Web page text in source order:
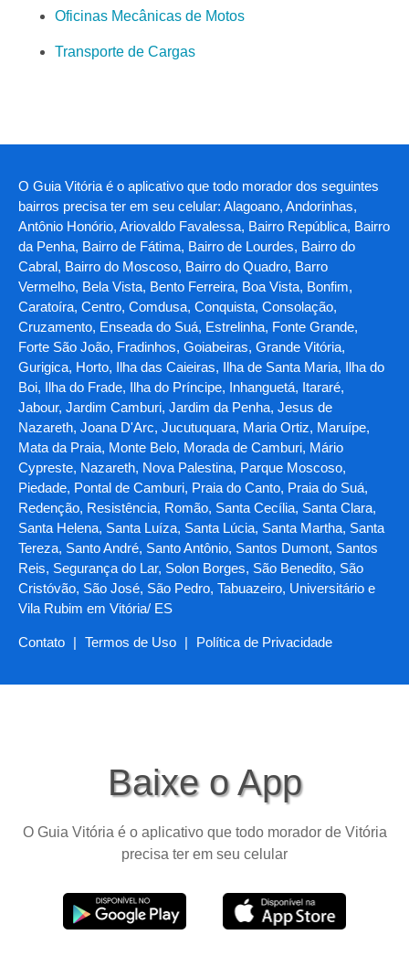
Oficinas Mecânicas de Motos
Transporte de Cargas
O Guia Vitória é o aplicativo que todo morador dos seguintes
bairros precisa ter em seu celular: Alagoano, Andorinhas,
Antônio Honório, Ariovaldo Favalessa, Bairro República, Bairro
da Penha, Bairro de Fátima, Bairro de Lourdes, Bairro do
Cabral, Bairro do Moscoso, Bairro do Quadro, Barro
Vermelho, Bela Vista, Bento Ferreira, Boa Vista, Bonfim,
Caratoíra, Centro, Comdusa, Conquista, Consolação,
Cruzamento, Enseada do Suá, Estrelinha, Fonte Grande,
Forte São João, Fradinhos, Goiabeiras, Grande Vitória,
Gurigica, Horto, Ilha das Caieiras, Ilha de Santa Maria, Ilha do
Boi, Ilha do Frade, Ilha do Príncipe, Inhanguetá, Itararé,
Jabour, Jardim Camburi, Jardim da Penha, Jesus de
Nazareth, Joana D'Arc, Jucutuquara, Maria Ortiz, Maruípe,
Mata da Praia, Monte Belo, Morada de Camburi, Mário
Cypreste, Nazareth, Nova Palestina, Parque Moscoso,
Piedade, Pontal de Camburi, Praia do Canto, Praia do Suá,
Redenção, Resistência, Romão, Santa Cecília, Santa Clara,
Santa Helena, Santa Luíza, Santa Lúcia, Santa Martha, Santa
Tereza, Santo André, Santo Antônio, Santos Dumont, Santos
Reis, Segurança do Lar, Solon Borges, São Benedito, São
Cristóvão, São José, São Pedro, Tabuazeiro, Universitário e
Vila Rubim em Vitória/ ES
Contato | Termos de Uso | Política de Privacidade
Baixe o App
O Guia Vitória é o aplicativo que todo morador de Vitória
precisa ter em seu celular